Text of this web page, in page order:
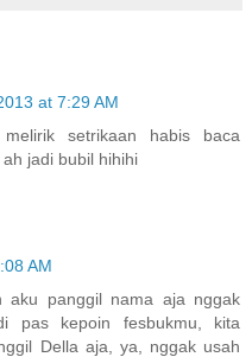
at 7:29 AM
setrikaan habis baca
jadi bubil hihihi
AM
aku panggil nama aja nggak
pas kepoin fesbukmu, kita
Della aja, ya, nggak usah